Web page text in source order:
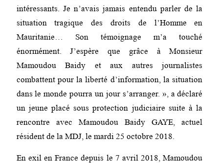
intéressants. Je n’avais jamais entendu parler de la
situation tragique des droits de l’Homme en
Mauritanie… Son témoignage m’a touché
énormément. J’espère que grâce à Monsieur
Mamoudou Baidy et aux autres journalistes
combattent pour la liberté d’information, la situation
dans le monde pourra un jour s’arranger. », a déclaré
un jeune placé sous protection judiciaire suite à la
rencontre avec Mamoudou Baidy GAYE, actuel
résident de la MDJ, le mardi 25 octobre 2018.
En exil en France depuis le 7 avril 2018, Mamoudou